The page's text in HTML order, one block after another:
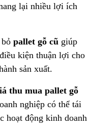
lại nhiều lợi ích
pallet gỗ cũ giúp
kiện thuận lợi cho
sản xuất.
thu mua pallet gỗ
nghiệp có thể tái
hoạt động kinh doanh